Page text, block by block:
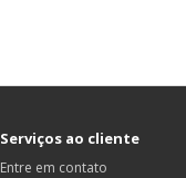
Serviços ao cliente
Entre em contato